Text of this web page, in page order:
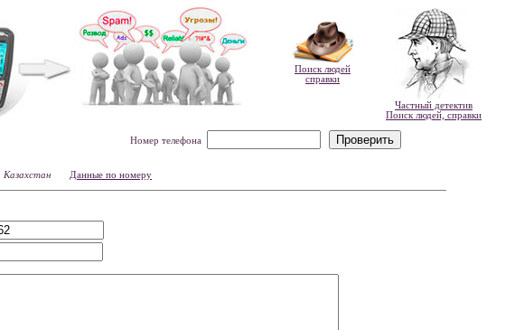
Поиск людей
справки
Частный детектив
Поиск людей, справки
Номер телефона
Казахстан Данные по номеру